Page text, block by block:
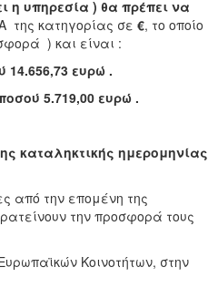
η υπηρεσία ) θα πρέπει να
της κατηγορίας σε €, το οποίο
) και είναι :
14.656,73 ευρώ .
5.719,00 ευρώ .
καταληκτικής ημερομηνίας
από την επομένη της
την προσφορά τους
Κοινοτήτων, στην